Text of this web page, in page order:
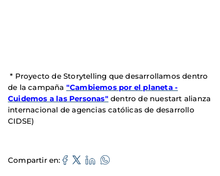
* Proyecto de Storytelling que desarrollamos dentro
de la campaña "Cambiemos por el planeta -
Cuidemos a las Personas" dentro de nuestart alianza
internacional de agencias católicas de desarrollo
CIDSE)
Compartir en